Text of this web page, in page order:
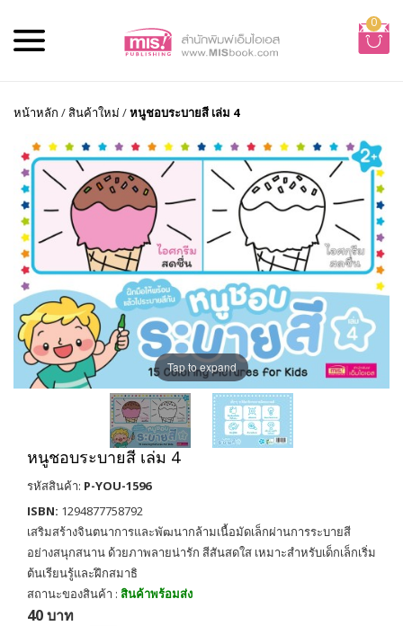
0
หน้าหลัก /สินค้าใหม่ /หนูชอบระบายสี เล่ม 4
Tap to expand
หนูชอบระบายสี เล่ม 4
รหัสสินค้า: P-YOU-1596
ISBN: 1294877758792
เสริมสร้างจินตนาการและพัฒนากล้ามเนื้อมัดเล็กผ่านการระบายสี
อย่างสนุกสนาน ด้วยภาพลายน่ารัก สีสันสดใส เหมาะสำหรับเด็กเล็กเริ่ม
ต้นเรียนรู้และฝึกสมาธิ
สถานะของสินค้า : สินค้าพร้อมส่ง
40 บาท